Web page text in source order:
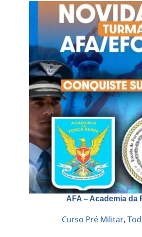
AFA – Academia da
Curso Pré Militar,